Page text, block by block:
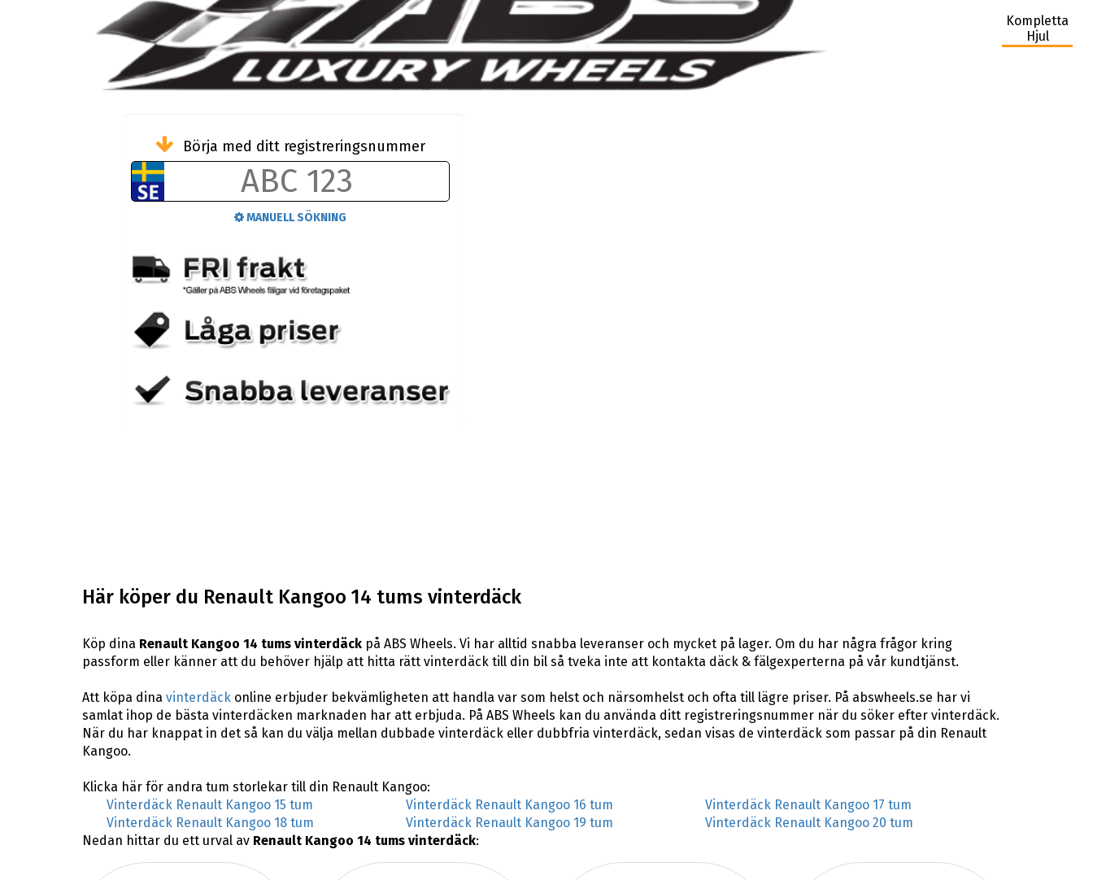
Kompletta
Hjul
Börja med ditt registreringsnummer
MANUELL SÖKNING
Här köper du Renault Kangoo 14 tums vinterdäck
Köp dina Renault Kangoo 14 tums vinterdäckpå ABS Wheels. Vi har alltid snabba leveranser och mycket på lager. Om du har några frågor kring
passform eller känner att du behöver hjälp att hitta rätt vinterdäck till din bil så tveka inte att kontakta däck & fälgexperterna på vår kundtjänst.
Att köpa dina vinterdäckonline erbjuder bekvämligheten att handla var som helst och närsomhelst och ofta till lägre priser. På abswheels.se har vi
samlat ihop de bästa vinterdäcken marknaden har att erbjuda. På ABS Wheels kan du använda ditt registreringsnummer när du söker efter vinterdäck.
När du har knappat in det så kan du välja mellan dubbade vinterdäck eller dubbfria vinterdäck, sedan visas de vinterdäck som passar på din Renault
Kangoo.
Klicka här för andra tum storlekar till din Renault Kangoo:
Vinterdäck Renault Kangoo 15 tum
Vinterdäck Renault Kangoo 16 tum
Vinterdäck Renault Kangoo 17 tum
Vinterdäck Renault Kangoo 18 tum
Vinterdäck Renault Kangoo 19 tum
Vinterdäck Renault Kangoo 20 tum
Nedan hittar du ett urval av Renault Kangoo 14 tums vinterdäck: